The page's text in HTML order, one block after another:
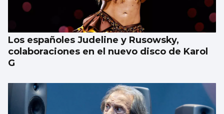
Los españoles Judeline y Rusowsky,
colaboraciones en el nuevo disco de Karol
G